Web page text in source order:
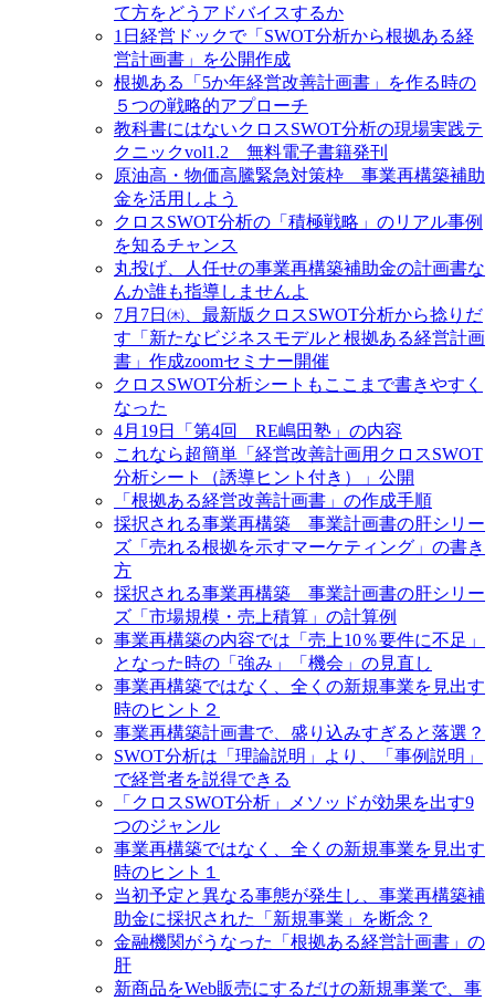
て方をどうアドバイスするか
1日経営ドックで「SWOT分析から根拠ある経
営計画書」を公開作成
根拠ある「5か年経営改善計画書」を作る時の
５つの戦略的アプローチ
教科書にはないクロスSWOT分析の現場実践テ
クニックvol1.2 無料電子書籍発刊
原油高・物価高騰緊急対策枠 事業再構築補助
金を活用しよう
クロスSWOT分析の「積極戦略」のリアル事例
を知るチャンス
丸投げ、人任せの事業再構築補助金の計画書な
んか誰も指導しませんよ
7月7日㈭、最新版クロスSWOT分析から捻りだ
す「新たなビジネスモデルと根拠ある経営計画
書」作成zoomセミナー開催
クロスSWOT分析シートもここまで書きやすく
なった
4月19日「第4回 RE嶋田塾」の内容
これなら超簡単「経営改善計画用クロスSWOT
分析シート（誘導ヒント付き）」公開
「根拠ある経営改善計画書」の作成手順
採択される事業再構築 事業計画書の肝シリー
ズ「売れる根拠を示すマーケティング」の書き
方
採択される事業再構築 事業計画書の肝シリー
ズ「市場規模・売上積算」の計算例
事業再構築の内容では「売上10％要件に不足」
となった時の「強み」「機会」の見直し
事業再構築ではなく、全くの新規事業を見出す
時のヒント２
事業再構築計画書で、盛り込みすぎると落選？
SWOT分析は「理論説明」より、「事例説明」
で経営者を説得できる
「クロスSWOT分析」メソッドが効果を出す9
つのジャンル
事業再構築ではなく、全くの新規事業を見出す
時のヒント１
当初予定と異なる事態が発生し、事業再構築補
助金に採択された「新規事業」を断念？
金融機関がうなった「根拠ある経営計画書」の
肝
新商品をWeb販売にするだけの新規事業で、事